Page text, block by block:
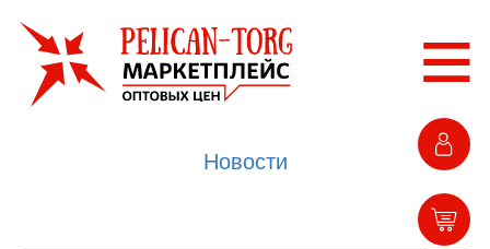
Новости